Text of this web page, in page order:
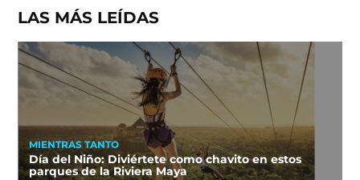
LAS MÁS LEÍDAS
MIENTRAS TANTO
Día del Niño: Diviértete como chavito en estos
parques de la Riviera Maya